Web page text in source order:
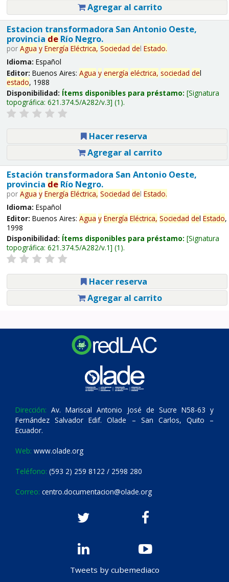
Agregar al carrito
Estacion transformadora San Antonio Oeste,
provincia deRío Negro.
por Agua y Energía Eléctrica, Sociedad del Estado.
Idioma: Español
Editor: Buenos Aires: Agua y energía eléctrica, sociedad del
estado, 1988
Disponibilidad: Ítems disponibles para préstamo: Signatura
topográfica: 621.374.5/A282/v.3 (1).
Hacer reserva
Agregar al carrito
Estación transformadora San Antonio Oeste,
provincia deRío Negro.
por Agua y Energía Eléctrica, Sociedad del Estado.
Idioma: Español
Editor: Buenos Aires: Agua y Energía Eléctrica, Sociedad del Estado,
1998
Disponibilidad: Ítems disponibles para préstamo: Signatura
topográfica: 621.374.5/A282/v.1 (1).
Hacer reserva
Agregar al carrito
Dirección: Av. Mariscal Antonio José de Sucre N58-63 y
Fernández Salvador Edif. Olade – San Carlos, Quito –
Ecuador.
Web: www.olade.org
Teléfono: (593 2) 259 8122 / 2598 280
Correo: centro.documentacion@olade.org
Tweets by cubemediaco